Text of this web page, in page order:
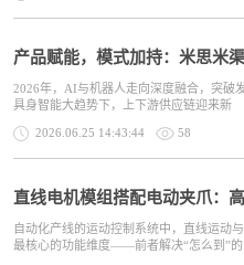
2026年，AI与机器人走向深度融合，突破
具身智能大趋势下，上下游供应链迎来新
2026.06.25 14:43:44 58
自动化产线的运动控制系统中，直线运动
最核心的功能维度——前者解决“怎么到”的